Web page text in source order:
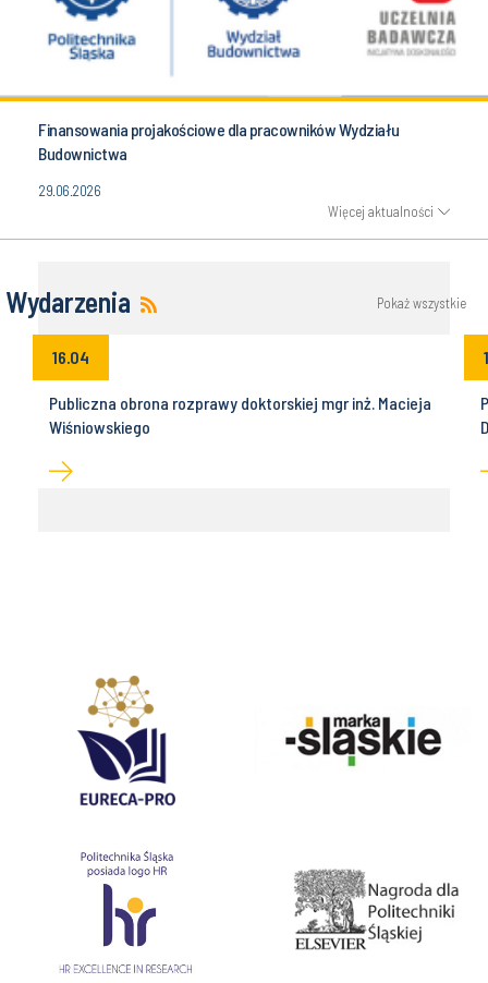
Finansowania projakościowe dla pracowników Wydziału
Budownictwa
29.06.2026
Więcej aktualności
Wydarzenia Pokaż wszystkie
16.04
Publiczna obrona rozprawy doktorskiej mgr inż. Macieja
Wiśniowskiego